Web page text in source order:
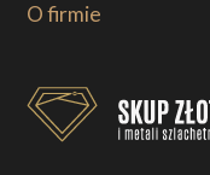
O firmie